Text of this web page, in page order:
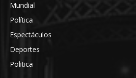
Mundial
Política
Espectáculos
Deportes
Politica